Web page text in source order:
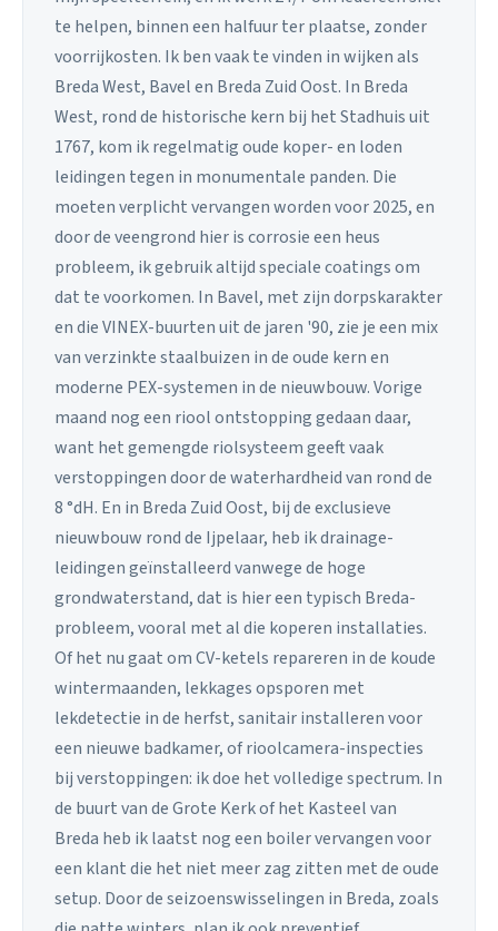
te helpen, binnen een halfuur ter plaatse, zonder
voorrijkosten. Ik ben vaak te vinden in wijken als
Breda West, Bavel en Breda Zuid Oost. In Breda
West, rond de historische kern bij het Stadhuis uit
1767, kom ik regelmatig oude koper- en loden
leidingen tegen in monumentale panden. Die
moeten verplicht vervangen worden voor 2025, en
door de veengrond hier is corrosie een heus
probleem, ik gebruik altijd speciale coatings om
dat te voorkomen. In Bavel, met zijn dorpskarakter
en die VINEX-buurten uit de jaren '90, zie je een mix
van verzinkte staalbuizen in de oude kern en
moderne PEX-systemen in de nieuwbouw. Vorige
maand nog een riool ontstopping gedaan daar,
want het gemengde riolsysteem geeft vaak
verstoppingen door de waterhardheid van rond de
8 °dH. En in Breda Zuid Oost, bij de exclusieve
nieuwbouw rond de Ijpelaar, heb ik drainage-
leidingen geïnstalleerd vanwege de hoge
grondwaterstand, dat is hier een typisch Breda-
probleem, vooral met al die koperen installaties.
Of het nu gaat om CV-ketels repareren in de koude
wintermaanden, lekkages opsporen met
lekdetectie in de herfst, sanitair installeren voor
een nieuwe badkamer, of rioolcamera-inspecties
bij verstoppingen: ik doe het volledige spectrum. In
de buurt van de Grote Kerk of het Kasteel van
Breda heb ik laatst nog een boiler vervangen voor
een klant die het niet meer zag zitten met de oude
setup. Door de seizoenswisselingen in Breda, zoals